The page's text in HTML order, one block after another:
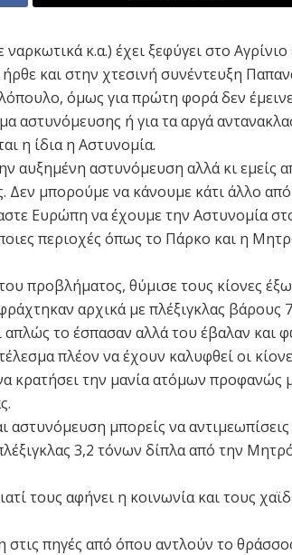
κ.α.) έχει ξεφύγει στο
και στην χτεσινή συνέντευξη
όμως για πρώτη φορά δεν
αστυνόμευσης ή για τα αργά
η ίδια η Αστυνομία.
αυξημένη αστυνόμευση αλλά κι εμείς
μπορούμε να κάνουμε κάτι άλλο
Ευρώπη να έχουμε την Αστυνομία
περιοχές όπως το Πάρκο και η
προβλήματος, θύμισε τους κίονες
αρχικά με πλέξιγκλας βάρους
το έσπασαν αλλά του έβαλαν και
πλέον να έχουν καλυφθεί οι
κρατήσει την μανία ατόμων προφανώς
αστυνόμευση μπορείς να
3,2 τόνων δίπλα από την
τους αφήνει η κοινωνία και τους
πηγές από όπου αντλούν το